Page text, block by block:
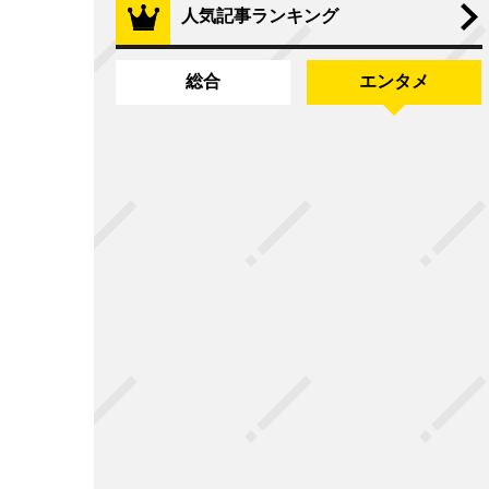
人気記事ランキング
総合 エンタメ